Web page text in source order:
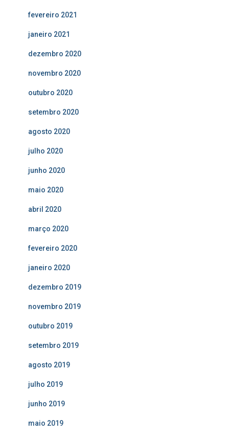
fevereiro 2021
janeiro 2021
dezembro 2020
novembro 2020
outubro 2020
setembro 2020
agosto 2020
julho 2020
junho 2020
maio 2020
abril 2020
março 2020
fevereiro 2020
janeiro 2020
dezembro 2019
novembro 2019
outubro 2019
setembro 2019
agosto 2019
julho 2019
junho 2019
maio 2019